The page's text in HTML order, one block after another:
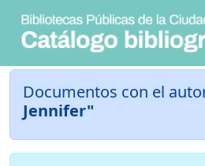
Documentos con el
Jennifer"